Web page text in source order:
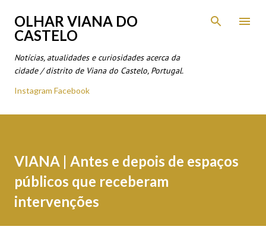
Avançar para o conteúdo principal
OLHAR VIANA DO
CASTELO
Notícias, atualidades e curiosidades acerca da
cidade / distrito de Viana do Castelo, Portugal.
Instagram Facebook
VIANA | Antes e depois de espaços
públicos que receberam
intervenções